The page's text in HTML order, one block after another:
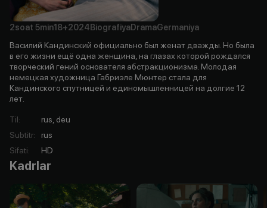
2soat 5min18+2024 BiografiyaDramaGermaniya
Василий Кандинский официально был женат дважды. Но была
в его жизни ещё одна женщина, на глазах которой рождался
творческий гений основателя абстракционизма. Молодая
немецкая художница Габриэле Мюнтер стала для
Кандинского спутницей и единомышленницей на долгие 12
лет.
Til:
rus, deu
Subtitr:
rus
Sifati: HD
Kadrlar